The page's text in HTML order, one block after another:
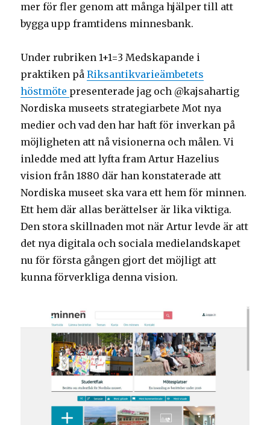
mer för fler genom att många hjälper till att
bygga upp framtidens minnesbank.
Under rubriken 1+1=3 Medskapande i
praktiken påRiksantikvarieämbetets
höstmöte presenterade jag och @kajsahartig
Nordiska museets strategiarbete Mot nya
medier och vad den har haft för inverkan på
möjligheten att nå visionerna och målen. Vi
inledde med att lyfta fram Artur Hazelius
vision från 1880 där han konstaterade att
Nordiska museet ska vara ett hem för minnen.
Ett hem där allas berättelser är lika viktiga.
Den stora skillnaden mot när Artur levde är att
det nya digitala och sociala medielandskapet
nu för första gången gjort det möjligt att
kunna förverkliga denna vision.